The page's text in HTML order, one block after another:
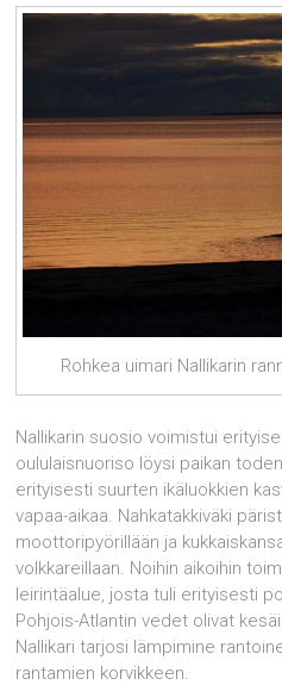
Rohkea uimari Nallikarin
Nallikarin suosio voimistui
oululaisnuoriso löysi paikan
erityisesti suurten ikäluokkien
vapaa-aikaa. Nahkatakkiväki
moottoripyörillään ja
volkkareillaan. Noihin aikoihin
leirintäalue, josta tuli erityisesti
Pohjois-Atlantin vedet olivat
Nallikari tarjosi lämpimine
rantamien korvikkeen.